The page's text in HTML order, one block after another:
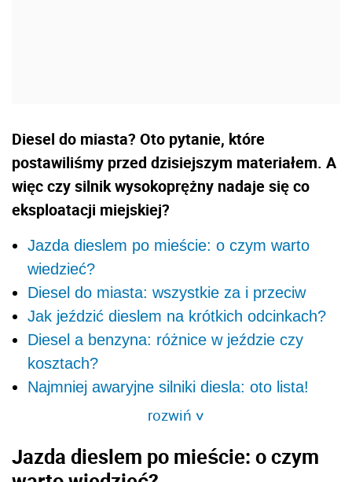
Diesel do miasta? Oto pytanie, które
postawiliśmy przed dzisiejszym materiałem. A
więc czy silnik wysokoprężny nadaje się co
eksploatacji miejskiej?
Jazda dieslem po mieście: o czym warto
wiedzieć?
Diesel do miasta: wszystkie za i przeciw
Jak jeździć dieslem na krótkich odcinkach?
Diesel a benzyna: różnice w jeździe czy
kosztach?
Najmniej awaryjne silniki diesla: oto lista!
rozwiń>
Jazda dieslem po mieście: o czym